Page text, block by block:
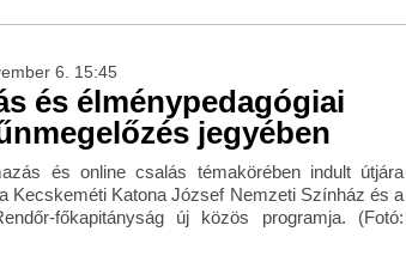
6. 15:45
és élménypedagógiai
jegyében
és online csalás témakörében indult útjára
Kecskeméti Katona József Nemzeti Színház és a
főkapitányság új közös programja. (Fotó: